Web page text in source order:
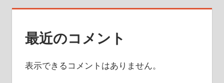
最近のコメント
表示できるコメントはありません。